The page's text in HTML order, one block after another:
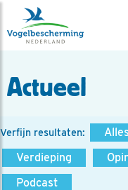
Actueel
Verfijn resultaten: Alles
Verdieping
Podcast